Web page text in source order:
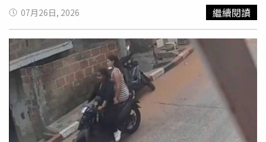
劇。驗屍官同時再次提醒，新生兒應獨立睡在嬰兒床等安全
睡眠環境，避免家長抱著孩子在沙發、椅子等地方睡著，以
降低窒息及嬰兒猝死風險。驗屍庭調查認定，女嬰死因與不
安全睡眠環境有關，警方排除任何虐待或疏忽照顧情形。
（圖／翻攝自臉書，Liverpool Echo News ）
即將升格母親的喜悅。之後，她陸續添購大量嬰兒用品，包
括價值約1000英鎊的嬰兒推車、安全座椅、嬰兒床、衣物
及生活用品，不少更是親友送上的賀禮。她也持續在社群分
享育兒準備過程，吸引數百則祝福留言，所有人都相信她即
將迎接新生命，完全沒有察覺整件事都是一場精心設計的騙
局。不久後，基拉對外宣布順利產下一名
，並替孩子取
名為邦妮莉喬伊絲（Bonnie-Leigh Joyce）。她公布「女
兒」的出生日期、出生時間與體重，還接連上傳嬰兒戴著帽
子、含著奶嘴、躺在提籃、推車及搖椅裡的照片，看起來與
一般新生兒毫無差別。親友紛紛留言恭喜，沒有人知道，照
時一輛貨車沿南青路直行，而另一輛小客車疑似未依交通號
誌規定左轉八股路，雙方在路口發生猛烈碰撞。強大的撞擊
力道造成小客車車體受損，車內4名乘客分別受到不同程度
的傷害，其中38歲陳姓女子出現腰部、肩部及胸部疼痛；
37歲李姓男子背部疼痛；42歲陳姓女子頭部疼痛；最令人
擔心的是車內一名10個月大的李姓女嬰
，因撞擊造成頭部撕
裂傷及腿部擦傷，所幸經救護人員初步處置後生命徵象穩
定，4人皆送往林口長庚醫院接受進一步治療。事故發生
後，警方立即到場進行交通疏導及現場採證，以釐清事故責
任與詳細肇事原因。目前初步研判，小客車疑似因未依交通
07月26日, 2026 繼續閱讀